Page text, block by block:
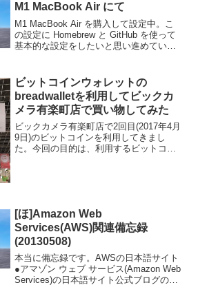
M1 MacBook Air にて
M1 MacBook Air を購入して設定中。こ
の設定に Homebrew と GitHub を使って
基本的な設定をしたいと思い進めていま
ないアプリが...
ビットコインウォレットの
breadwalletを利用してビックカ
メラ有楽町店で買い物してみた
ビックカメラ有楽町店で2回目(2017年4月
9日)のビットコインを利用してきまし
た。今回の目的は、利用するビットコイ
[ほ]Amazon Web
Services(AWS)関連備忘録
(20130508)
本当に備忘録です。AWSの日本語サイト
●アマゾン ウェブ サービス(Amazon Web
Services)の日本語サイト公式ブログの日